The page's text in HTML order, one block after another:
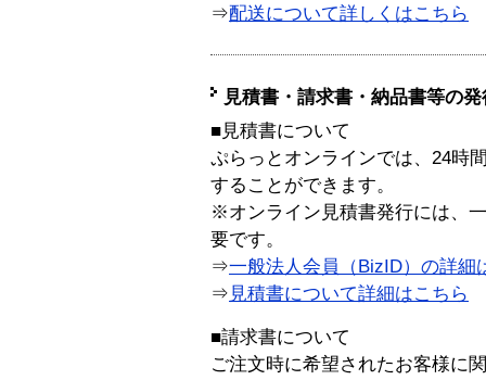
⇒配送について詳しくはこちら
見積書・請求書・納品書等の
■見積書について
ぷらっとオンラインでは、24時
することができます。
※オンライン見積書発行には、
要です。
⇒一般法人会員（BizID）の詳細
⇒ 見積書について詳細はこちら
■請求書について
ご注文時に希望されたお客様に